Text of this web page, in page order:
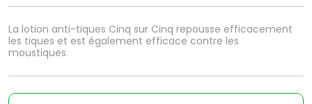
La lotion anti-tiques Cinq sur Cinq repousse efficacement
les tiques et est également efficace contre les
moustiques.